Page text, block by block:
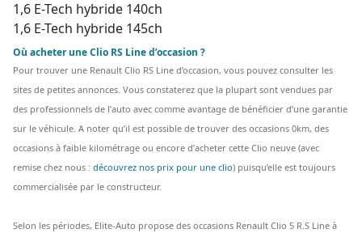
1,6 E-Tech hybride 140ch
1,6 E-Tech hybride 145ch
Où acheter une Clio RS Line d’occasion ?
Pour trouver une Renault Clio RS Line d’occasion, vous pouvez consulter les
sites de petites annonces. Vous constaterez que la plupart sont vendues par
des professionnels de l’auto avec comme avantage de bénéficier d’une garantie
sur le véhicule. A noter qu’il est possible de trouver des occasions 0km, des
occasions à faible kilométrage ou encore d’acheter cette Clio neuve (avec
remise chez nous : découvrez nos prix pour une clio) puisqu’elle est toujours
commercialisée par le constructeur.
Selon les périodes, Elite-Auto propose des occasions Renault Clio 5 R.S Line à